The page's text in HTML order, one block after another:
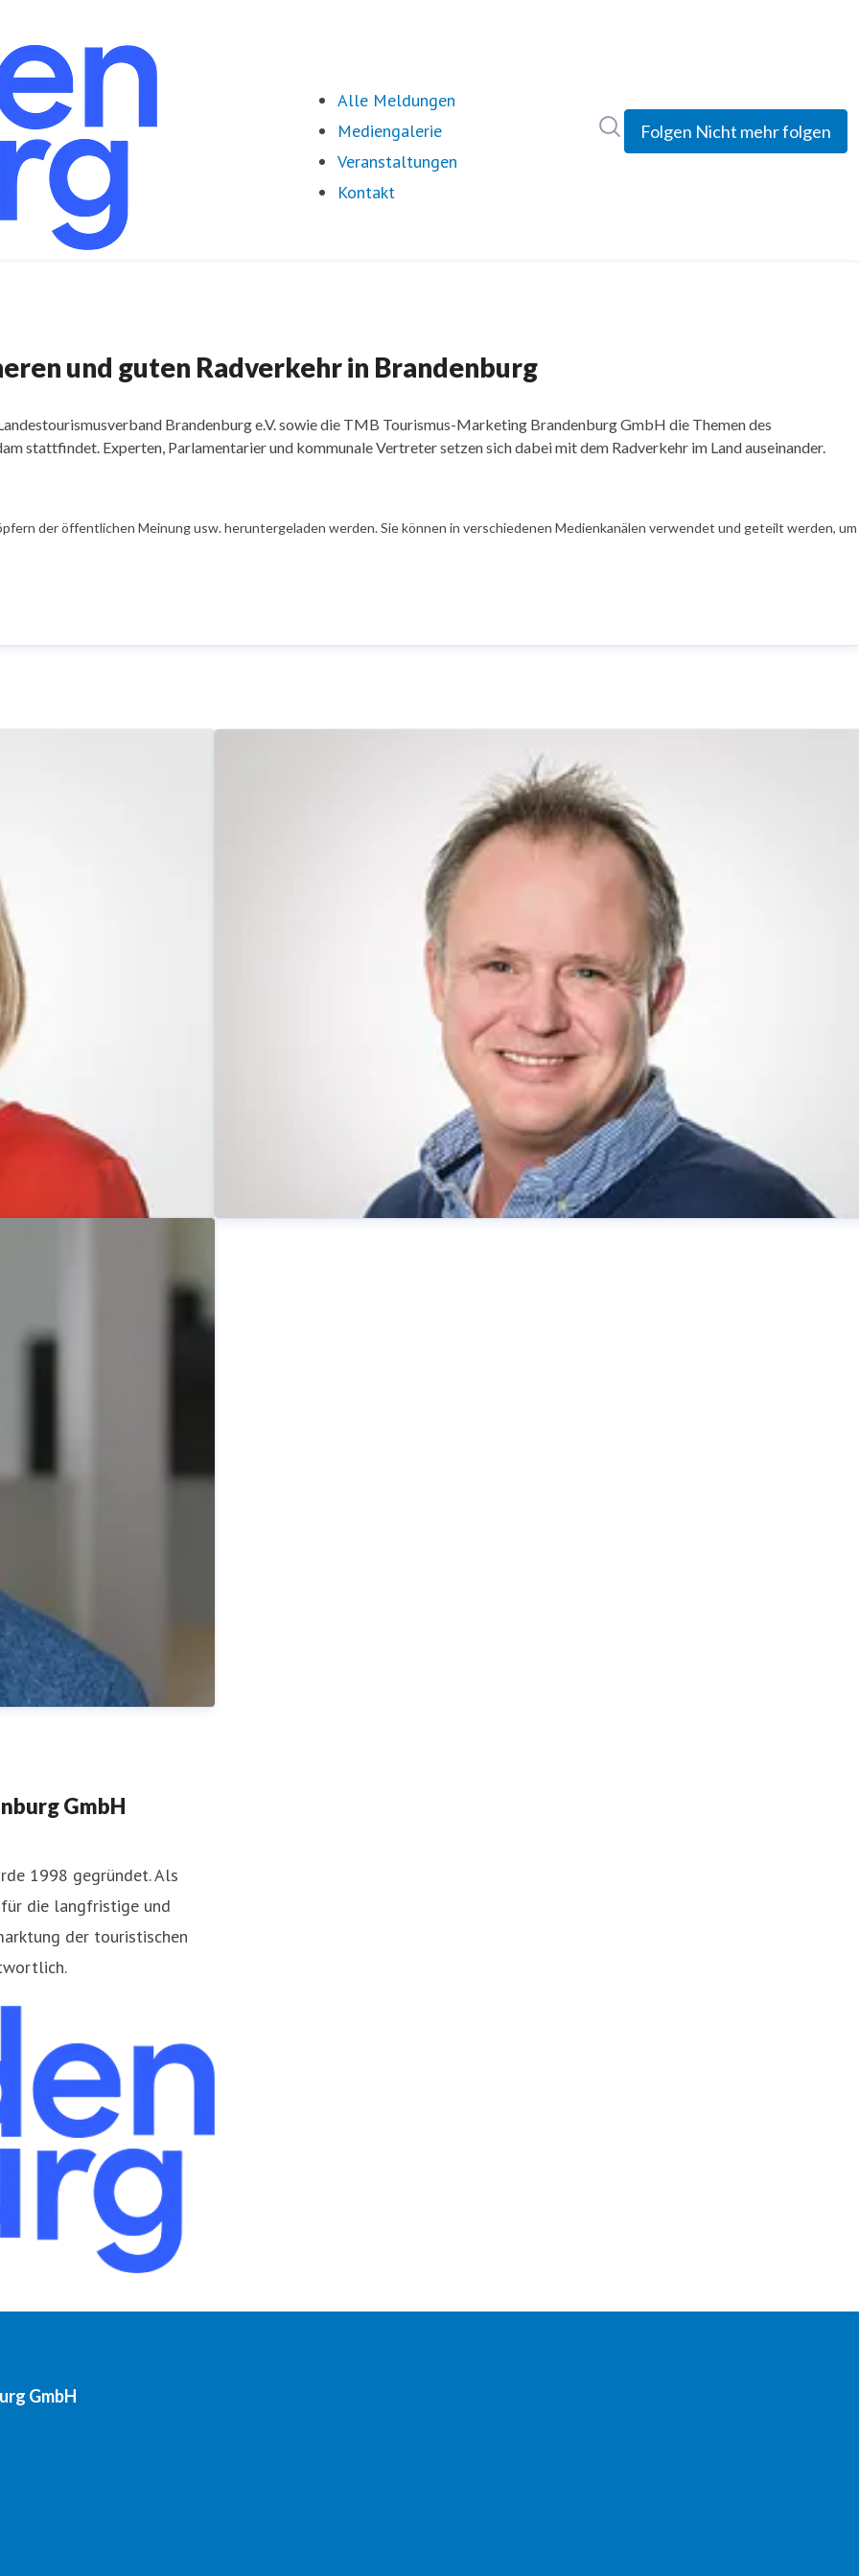
Alle Meldungen
Mediengalerie
Veranstaltungen
Kontakt
Folgen Nicht mehr folgen
und guten Radverkehr in Brandenburg
Brandenburg e.V. sowie die TMB Tourismus-Marketing Brandenburg GmbH die Themen des
stattfindet. Experten, Parlamentarier und kommunale Vertreter setzen sich dabei mit dem Radverkehr im Land auseinander.
der öffentlichen Meinung usw. heruntergeladen werden. Sie können in verschiedenen Medienkanälen verwendet und geteilt
GmbH
1998 gegründet. Als
die langfristige und
der touristischen
GmbH